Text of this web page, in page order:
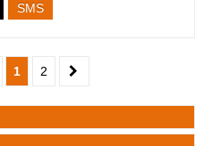
SMS
1 2